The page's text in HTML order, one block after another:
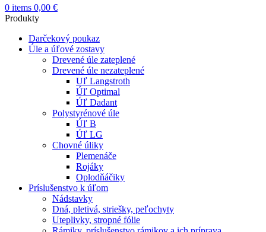
0 items 0,00 €
Produkty
Darčekový poukaz
Úle a úľové zostavy
Drevené úle zateplené
Drevené úle nezateplené
Uľ Langstroth
Úľ Optimal
Úľ Dadant
Polystyrénové úle
Úľ B
Úľ LG
Chovné úliky
Plemenáče
Rojáky
Oplodňáčiky
Príslušenstvo k úľom
Nádstavky
Dná, pletivá, striešky, peľochyty
Uteplivky, stropné fólie